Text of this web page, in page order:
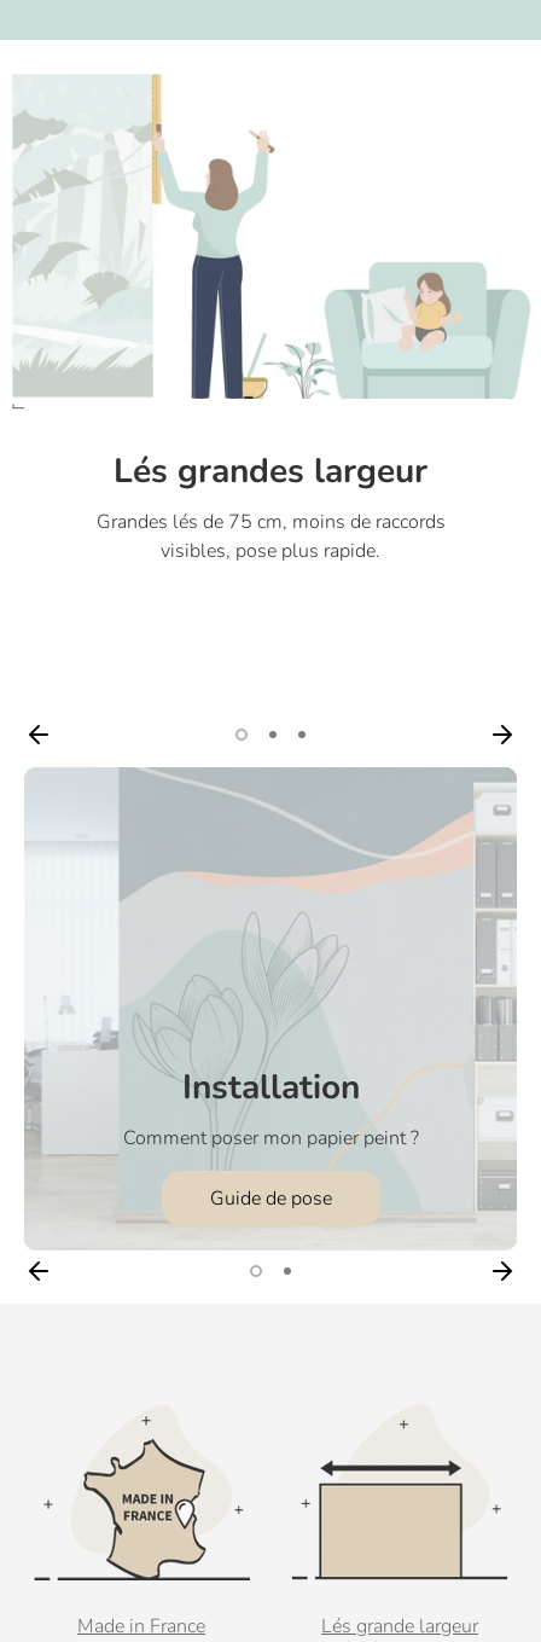
Lés grandes largeur
Grandes lés de 75 cm, moins de raccords
visibles, pose plus rapide.
Installation
Comment poser mon papier peint ?
Guide de pose
Made in France Lés grande largeur